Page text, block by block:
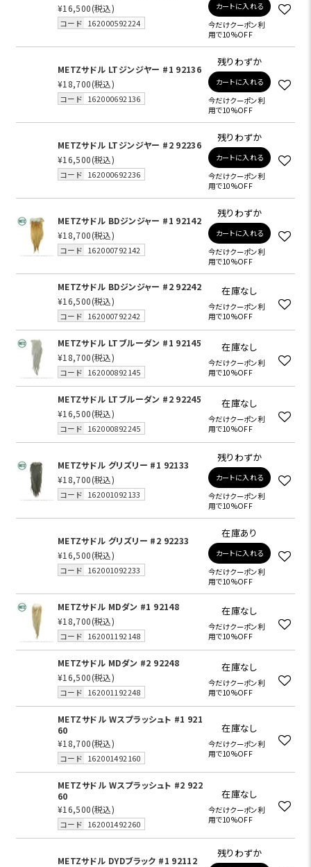
¥16,500(税込)
コード 162000592224
カートに入れる
今だけクーポン利
用で10%OFF
METZサドル LTジンジヤー #1 92136
¥18,700(税込)
コード 162000692136
残りわずか
カートに入れる
今だけクーポン利
用で10%OFF
METZサドル LTジンジヤー #2 92236
¥16,500(税込)
コード 162000692236
残りわずか
カートに入れる
今だけクーポン利
用で10%OFF
METZサドル BDジンジャー #1 92142
¥18,700(税込)
コード 162000792142
残りわずか
カートに入れる
今だけクーポン利
用で10%OFF
METZサドル BDジンジャー #2 92242
¥16,500(税込)
コード 162000792242
在庫なし
今だけクーポン利
用で10%OFF
METZサドル LTブルーダン #1 92145
¥18,700(税込)
コード 162000892145
在庫なし
今だけクーポン利
用で10%OFF
METZサドル LTブルーダン #2 92245
¥16,500(税込)
コード 162000892245
在庫なし
今だけクーポン利
用で10%OFF
METZサドル グリズリー #1 92133
¥18,700(税込)
コード 162001092133
残りわずか
カートに入れる
今だけクーポン利
用で10%OFF
METZサドル グリズリー #2 92233
¥16,500(税込)
コード 162001092233
在庫あり
カートに入れる
今だけクーポン利
用で10%OFF
METZサドル MDダン #1 92148
¥18,700(税込)
コード 162001192148
在庫なし
今だけクーポン利
用で10%OFF
METZサドル MDダン #2 92248
¥16,500(税込)
コード 162001192248
在庫なし
今だけクーポン利
用で10%OFF
METZサドル Wスプラッシュト #1 921
60
¥18,700(税込)
コード 162001492160
在庫なし
今だけクーポン利
用で10%OFF
METZサドル Wスプラッシュト #2 922
60
¥16,500(税込)
コード 162001492260
在庫なし
今だけクーポン利
用で10%OFF
METZサドル DYDブラック #1 92112
残りわずか